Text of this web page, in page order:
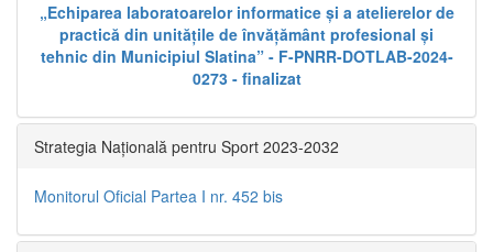
„Echiparea laboratoarelor informatice și a atelierelor de
practică din unitățile de învățământ profesional și
tehnic din Municipiul Slatina” - F-PNRR-DOTLAB-2024-
0273 - finalizat
Strategia Națională pentru Sport 2023-2032
Monitorul Oficial Partea I nr. 452 bis